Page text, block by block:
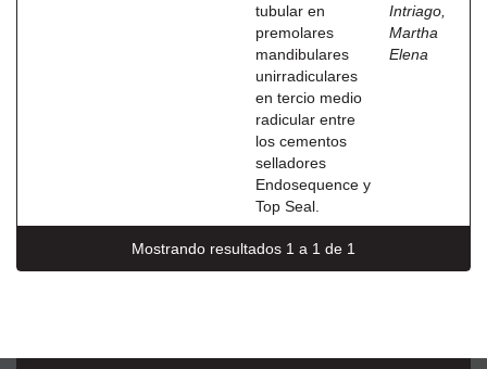
tubular en
premolares
mandibulares
unirradiculares
en tercio medio
radicular entre
los cementos
selladores
Endosequence y
Top Seal.
Intriago,
Martha
Elena
Mostrando resultados 1 a 1 de 1